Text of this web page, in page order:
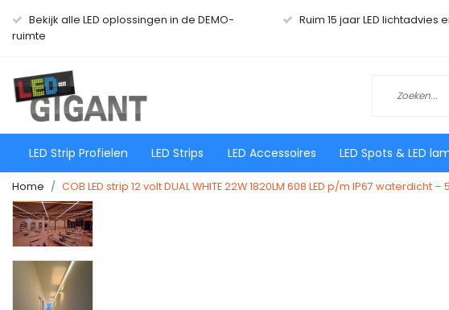
Bekijk alle LED oplossingen in de DEMO-
ruimte
Ruim 15 jaar LED lichtadvies
LED Strip Profielen LED Strips LED Accessoires LED Spots & LED
Home COB LED strip 12 volt DUAL WHITE 22W 1820LM 608 LED p/m IP67 waterdicht